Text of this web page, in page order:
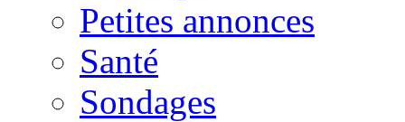
Petites annonces
Santé
Sondages